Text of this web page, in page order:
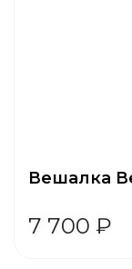
Вешалка
7 700 ₽